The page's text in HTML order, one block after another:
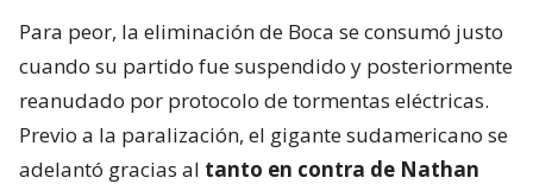
Para peor, la eliminación de Boca se consumó justo
cuando su partido fue suspendido y posteriormente
reanudado por protocolo de tormentas eléctricas.
Previo a la paralización, el gigante sudamericano se
adelantó gracias al tanto en contra de Nathan